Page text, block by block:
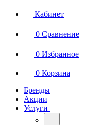
Кабинет
0 Сравнение
0 Избранное
0 Корзина
Бренды
Акции
Услуги